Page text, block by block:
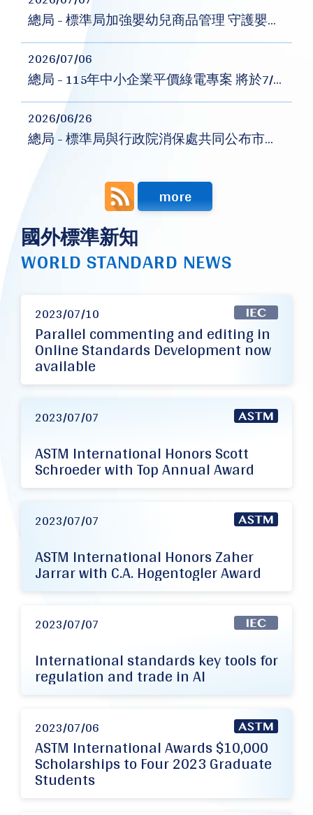
總局 - 標準局加強嬰幼兒商品管理 守護嬰幼兒安全
2026/07/06
總局 - 115年中小企業平價綠電專案 將於7/7起開放登記
2026/06/26
總局 - 標準局與行政院消保處共同公布市售「金、銀紙」及「香品」商品檢測結果
more
國外標準新知
WORLD STANDARD NEWS
2023/07/10
Parallel commenting and editing in
Online Standards Development now
available
2023/07/07
ASTM International Honors Scott
Schroeder with Top Annual Award
2023/07/07
ASTM International Honors Zaher
Jarrar with C.A. Hogentogler Award
2023/07/07
International standards key tools for
regulation and trade in AI
2023/07/06
ASTM International Awards $10,000
Scholarships to Four 2023 Graduate
Students